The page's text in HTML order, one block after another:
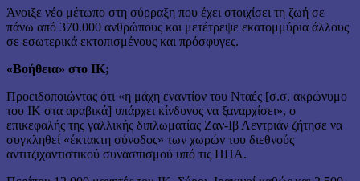
Άνοιξε νέο μέτωπο στη σύρραξη που έχει στοιχίσει τη ζωή σε
πάνω από 370.000 ανθρώπους και μετέτρεψε εκατομμύρια άλλους
σε εσωτερικά εκτοπισμένους και πρόσφυγες.
«Βοήθεια» στο ΙΚ;
Προειδοποιώντας ότι «η μάχη εναντίον του Νταές [σ.σ. ακρώνυμο
του ΙΚ στα αραβικά] υπάρχει κίνδυνος να ξαναρχίσει», ο
επικεφαλής της γαλλικής διπλωματίας Ζαν-Ιβ Λεντριάν ζήτησε να
συγκληθεί «έκτακτη σύνοδος» των χωρών του διεθνούς
αντιτζιχαντιστικού συνασπισμού υπό τις ΗΠΑ.